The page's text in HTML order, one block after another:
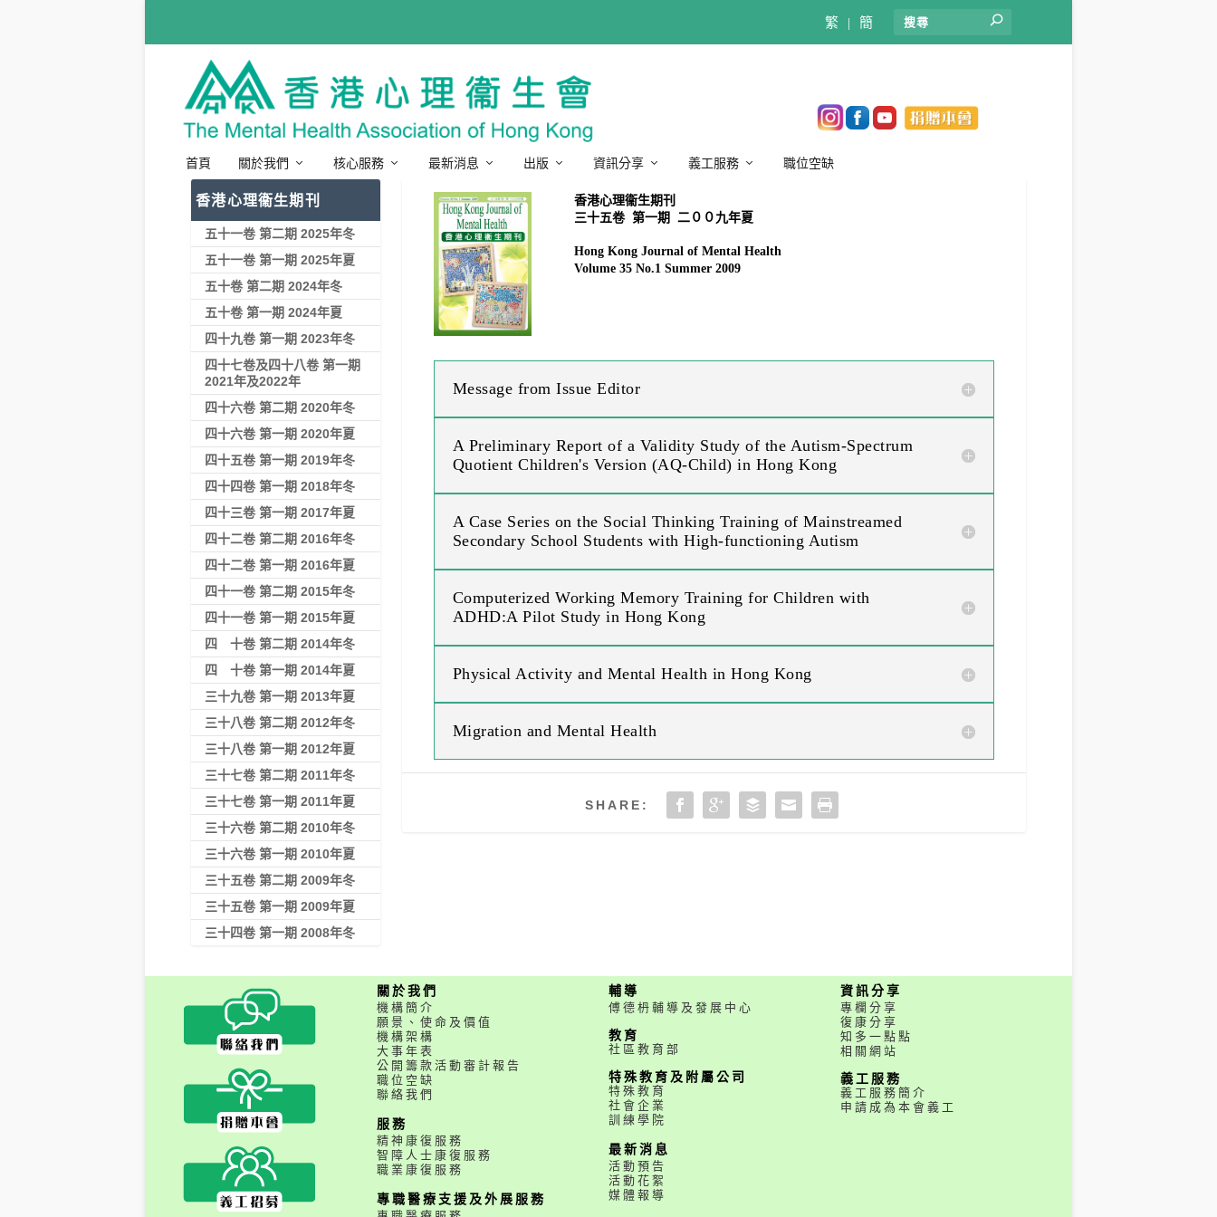
繁 |簡
首頁 關於我們 核心服務 最新消息 出版 資訊分享 義工服務 職位空缺
香港心理衞生期刊
Hong Kong Journal of Mental Health
Volume 35 No.1 Summer 2009
Message from Issue Editor
A Preliminary Report of a Validity Study of the Autism-Spectrum
Quotient Children's Version (AQ-Child) in Hong Kong
A Case Series on the Social Thinking Training of Mainstreamed
Secondary School Students with High-functioning Autism
Computerized Working Memory Training for Children with
ADHD:A Pilot Study in Hong Kong
Physical Activity and Mental Health in Hong Kong
Migration and Mental Health
SHARE:
香港心理衞生期刊
五十一卷 第二期 2025年冬
五十一卷 第一期 2025年夏
五十卷 第二期 2024年冬
五十卷 第一期 2024年夏
四十九卷 第一期 2023年冬
四十七卷及四十八卷 第一期
2021年及2022年
四十六卷 第二期 2020年冬
四十六卷 第一期 2020年夏
四十五卷 第一期 2019年冬
四十四卷 第一期 2018年冬
四十三卷 第一期 2017年夏
四十二卷 第二期 2016年冬
四十二卷 第一期 2016年夏
四十一卷 第二期 2015年冬
四十一卷 第一期 2015年夏
四 十卷 第二期 2014年冬
四 十卷 第一期 2014年夏
三十九卷 第一期 2013年夏
三十八卷 第二期 2012年冬
三十八卷 第一期 2012年夏
三十七卷 第二期 2011年冬
三十七卷 第一期 2011年夏
三十六卷 第二期 2010年冬
三十六卷 第一期 2010年夏
三十五卷 第二期 2009年冬
三十五卷 第一期 2009年夏
三十四卷 第一期 2008年冬
關於我們
機構簡介
願景、使命及價值
機構架構
大事年表
公開籌款活動審計報告
職位空缺
聯絡我們
服務
精神康復服務
智障人士康復服務
職業康復服務
專職醫療支援及外展服務
輔導
傅德枬輔導及發展中心
教育
社區教育部
特殊教育及附屬公司
特殊教育
社會企業
訓練學院
最新消息
活動預告
活動花絮
媒體報導
資訊分享
專欄分享
復康分享
知多一點點
相關網站
義工服務
義工服務簡介
申請成為本會義工